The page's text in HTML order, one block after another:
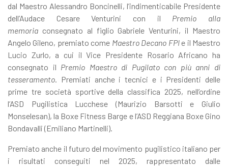
dal Maestro Alessandro Boncinelli, l’indimenticabile Presidente
dell’Audace Cesare Venturini con il Premio alla
memoria consegnato al figlio Gabriele Venturini, il Maestro
Angelo Gileno, premiato come Maestro Decano FPIe il Maestro
Lucio Zurlo, a cui il Vice Presidente Rosario Africano ha
consegnato il Premio Maestro di Pugilato con più anni di
tesseramento . Premiati anche i tecnici e i Presidenti delle
prime tre società sportive della classifica 2025, nell’ordine
l’ASD Pugilistica Lucchese (Maurizio Barsotti e Giulio
Monselesan), la Boxe Fitness Barge e l’ASD Reggiana Boxe Gino
Bondavalli (Emiliano Martinelli).
Premiato anche il futuro del movimento pugilistico italiano per
i risultati conseguiti nel 2025, rappresentato dalle